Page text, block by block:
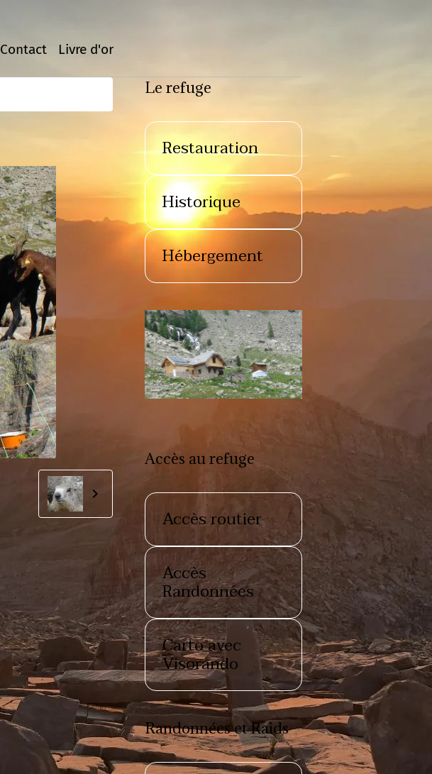
Contact Livre d'or
Le refuge
Restauration
Historique
Hébergement
Accès au refuge
Accès routier
Accès
Randonnées
Carto avec
Visorando
Randonnées et Raids